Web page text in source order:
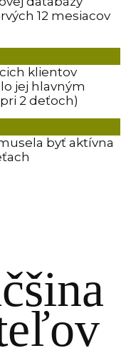
12 mesiacov
klientov
jej hlavným
2 deťoch)
byť aktívna